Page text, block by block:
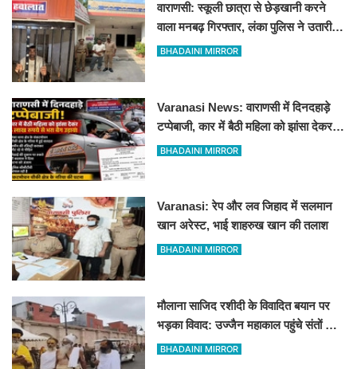
वाराणसी: स्कूली छात्रा से छेड़खानी करने
वाला मनबढ़ गिरफ्तार, लंका पुलिस ने उतारी
हीरोपंती
BHADAINI MIRROR
Varanasi News: वाराणसी में दिनदहाड़े
टप्पेबाजी, कार में बैठी महिला को झांसा देकर 5
लाख रुपये से भरा बैग उड़ाया
BHADAINI MIRROR
Varanasi: रेप और लव जिहाद में सलमान
खान अरेस्ट, भाई शाहरुख खान की तलाश
BHADAINI MIRROR
मौलाना साजिद रशीदी के विवादित बयान पर
भड़का विवाद: उज्जैन महाकाल पहुंचे संतों और
कांवड़ियों ने जताया कड़ा विरोध
BHADAINI MIRROR